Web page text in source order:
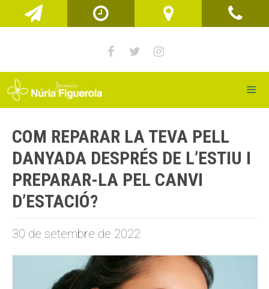
al
COM REPARAR LA TEVA PELL
DANYADA DESPRÉS DE L’ESTIU I
PREPARAR-LA PEL CANVI
D’ESTACIÓ?
30 de setembre de 2022